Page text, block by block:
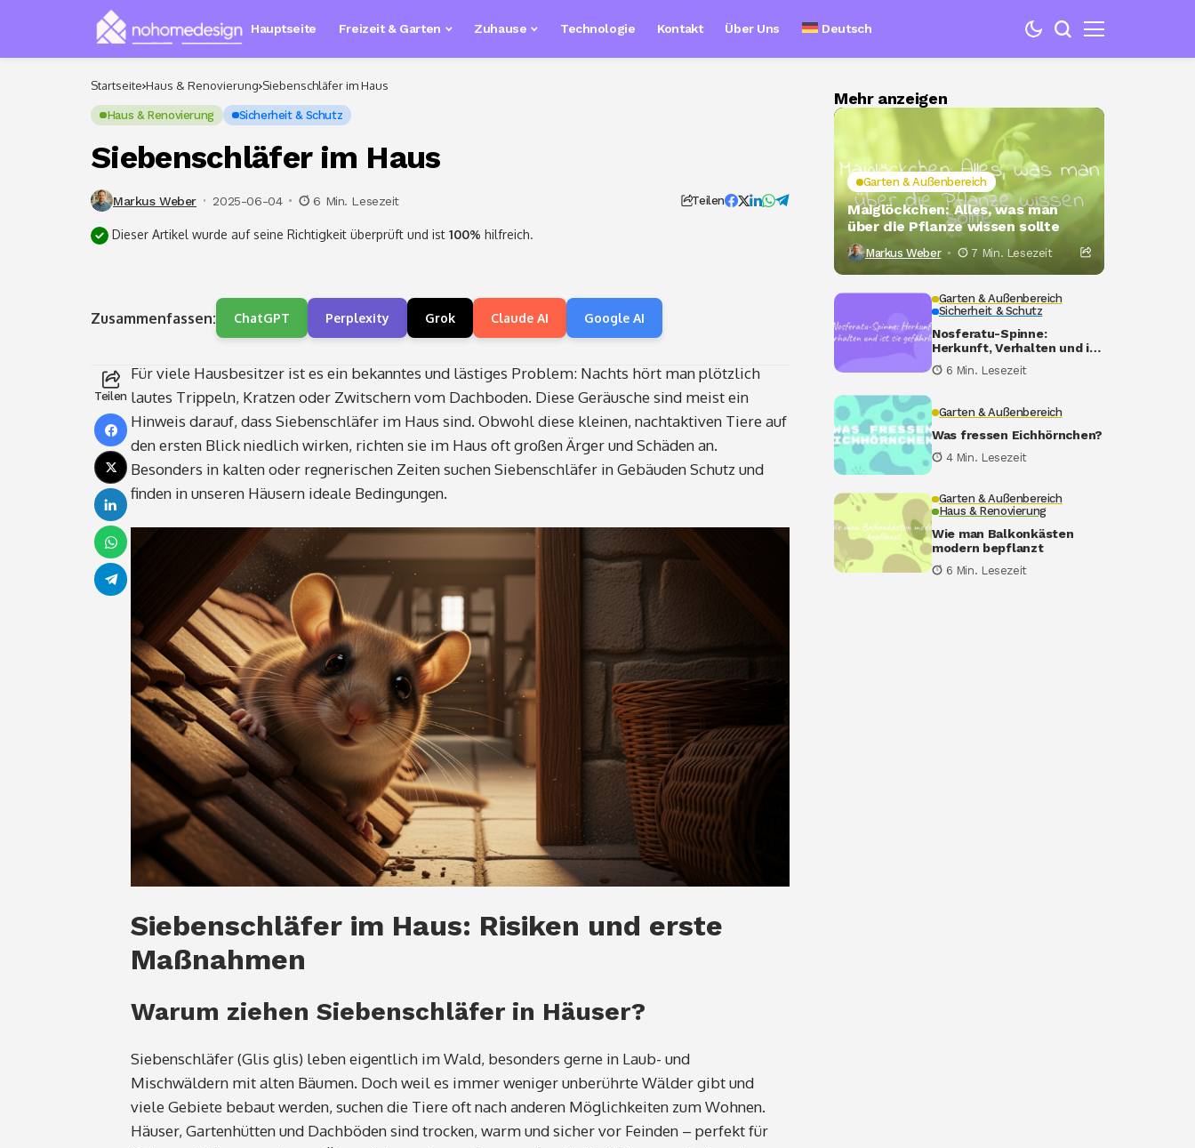
Hauptseite Freizeit & Garten Zuhause Technologie Kontakt Über Uns Deutsch
Startseite Haus & Renovierung Siebenschläfer im Haus
Haus & Renovierung Sicherheit & Schutz
Siebenschläfer im Haus
Markus Weber 2025-06-04 6 Min. Lesezeit Teilen
Dieser Artikel wurde auf seine Richtigkeit überprüft und ist 100% hilfreich.
Zusammenfassen: ChatGPT Perplexity Grok Claude AI Google AI
Teilen
Für viele Hausbesitzer ist es ein bekanntes und lästiges Problem: Nachts hört man plötzlich
lautes Trippeln, Kratzen oder Zwitschern vom Dachboden. Diese Geräusche sind meist ein
Hinweis darauf, dass Siebenschläfer im Haus sind. Obwohl diese kleinen, nachtaktiven Tiere auf
den ersten Blick niedlich wirken, richten sie im Haus oft großen Ärger und Schäden an.
Besonders in kalten oder regnerischen Zeiten suchen Siebenschläfer in Gebäuden Schutz und
finden in unseren Häusern ideale Bedingungen.
Siebenschläfer im Haus: Risiken und erste
Maßnahmen
Warum ziehen Siebenschläfer in Häuser?
Siebenschläfer (Glis glis) leben eigentlich im Wald, besonders gerne in Laub- und
Mischwäldern mit alten Bäumen. Doch weil es immer weniger unberührte Wälder gibt und
viele Gebiete bebaut werden, suchen die Tiere oft nach anderen Möglichkeiten zum Wohnen.
Häuser, Gartenhütten und Dachböden sind trocken, warm und sicher vor Feinden – perfekt für
Mehr anzeigen
Garten & Außenbereich
Maiglöckchen: Alles, was man
über die Pflanze wissen sollte
Markus Weber 7 Min. Lesezeit
Garten & Außenbereich
Sicherheit & Schutz
Nosferatu-Spinne:
Herkunft, Verhalten und ist
sie gefährlich?
6 Min. Lesezeit
Garten & Außenbereich
Was fressen Eichhörnchen?
4 Min. Lesezeit
Garten & Außenbereich
Haus & Renovierung
Wie man Balkonkästen
modern bepflanzt
6 Min. Lesezeit